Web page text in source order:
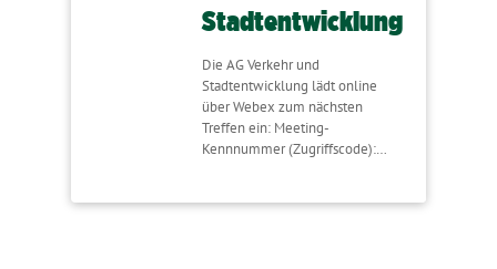
Stadtentwicklung
Die AG Verkehr und
Stadtentwicklung lädt online
über Webex zum nächsten
Treffen ein: Meeting-
Kennnummer (Zugriffscode):…